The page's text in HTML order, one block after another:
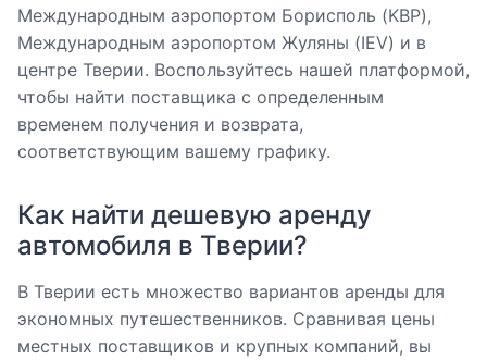
Международным аэропортом Борисполь (KBP),
Международным аэропортом Жуляны (IEV) и в
центре Тверии. Воспользуйтесь нашей платформой,
чтобы найти поставщика с определенным
временем получения и возврата,
соответствующим вашему графику.
Как найти дешевую аренду
автомобиля в Тверии?
В Тверии есть множество вариантов аренды для
экономных путешественников. Сравнивая цены
местных поставщиков и крупных компаний, вы